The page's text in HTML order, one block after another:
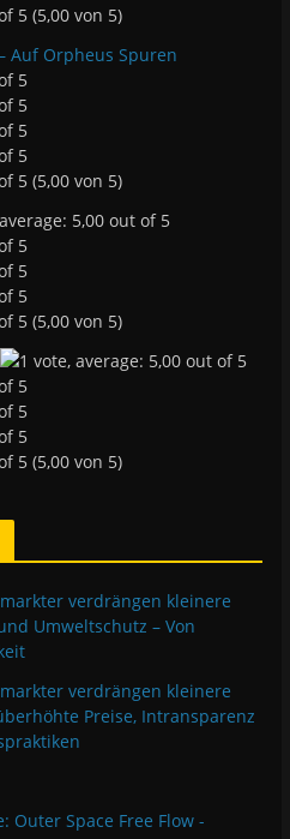
(5,00 von 5)
Auf Orpheus Spuren
(5,00 von 5)
(5,00 von 5)
(5,00 von 5)
verdrängen kleinere
Umweltschutz – Von
verdrängen kleinere
Preise, Intransparenz
Outer Space Free Flow -